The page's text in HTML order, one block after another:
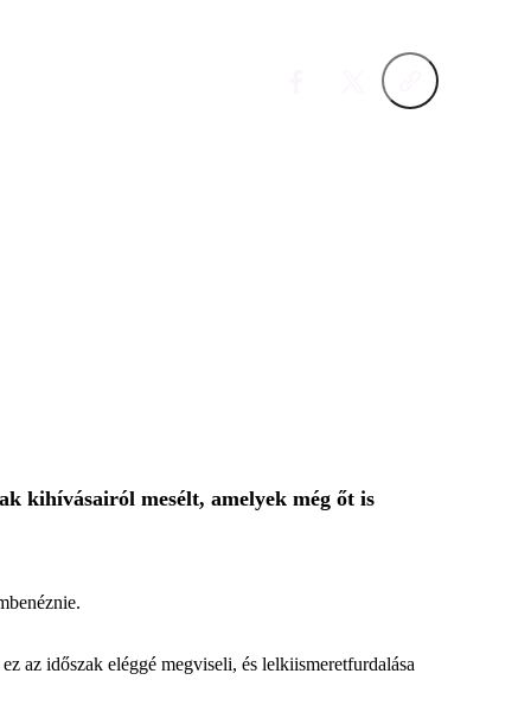
kihívásairól mesélt, amelyek még őt is
az időszak eléggé megviseli, és lelkiismeretfurdalása